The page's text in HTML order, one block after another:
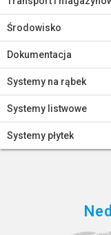
Środowisko
Dokumentacja
Systemy na rąbek
Systemy listwowe
Systemy płytek